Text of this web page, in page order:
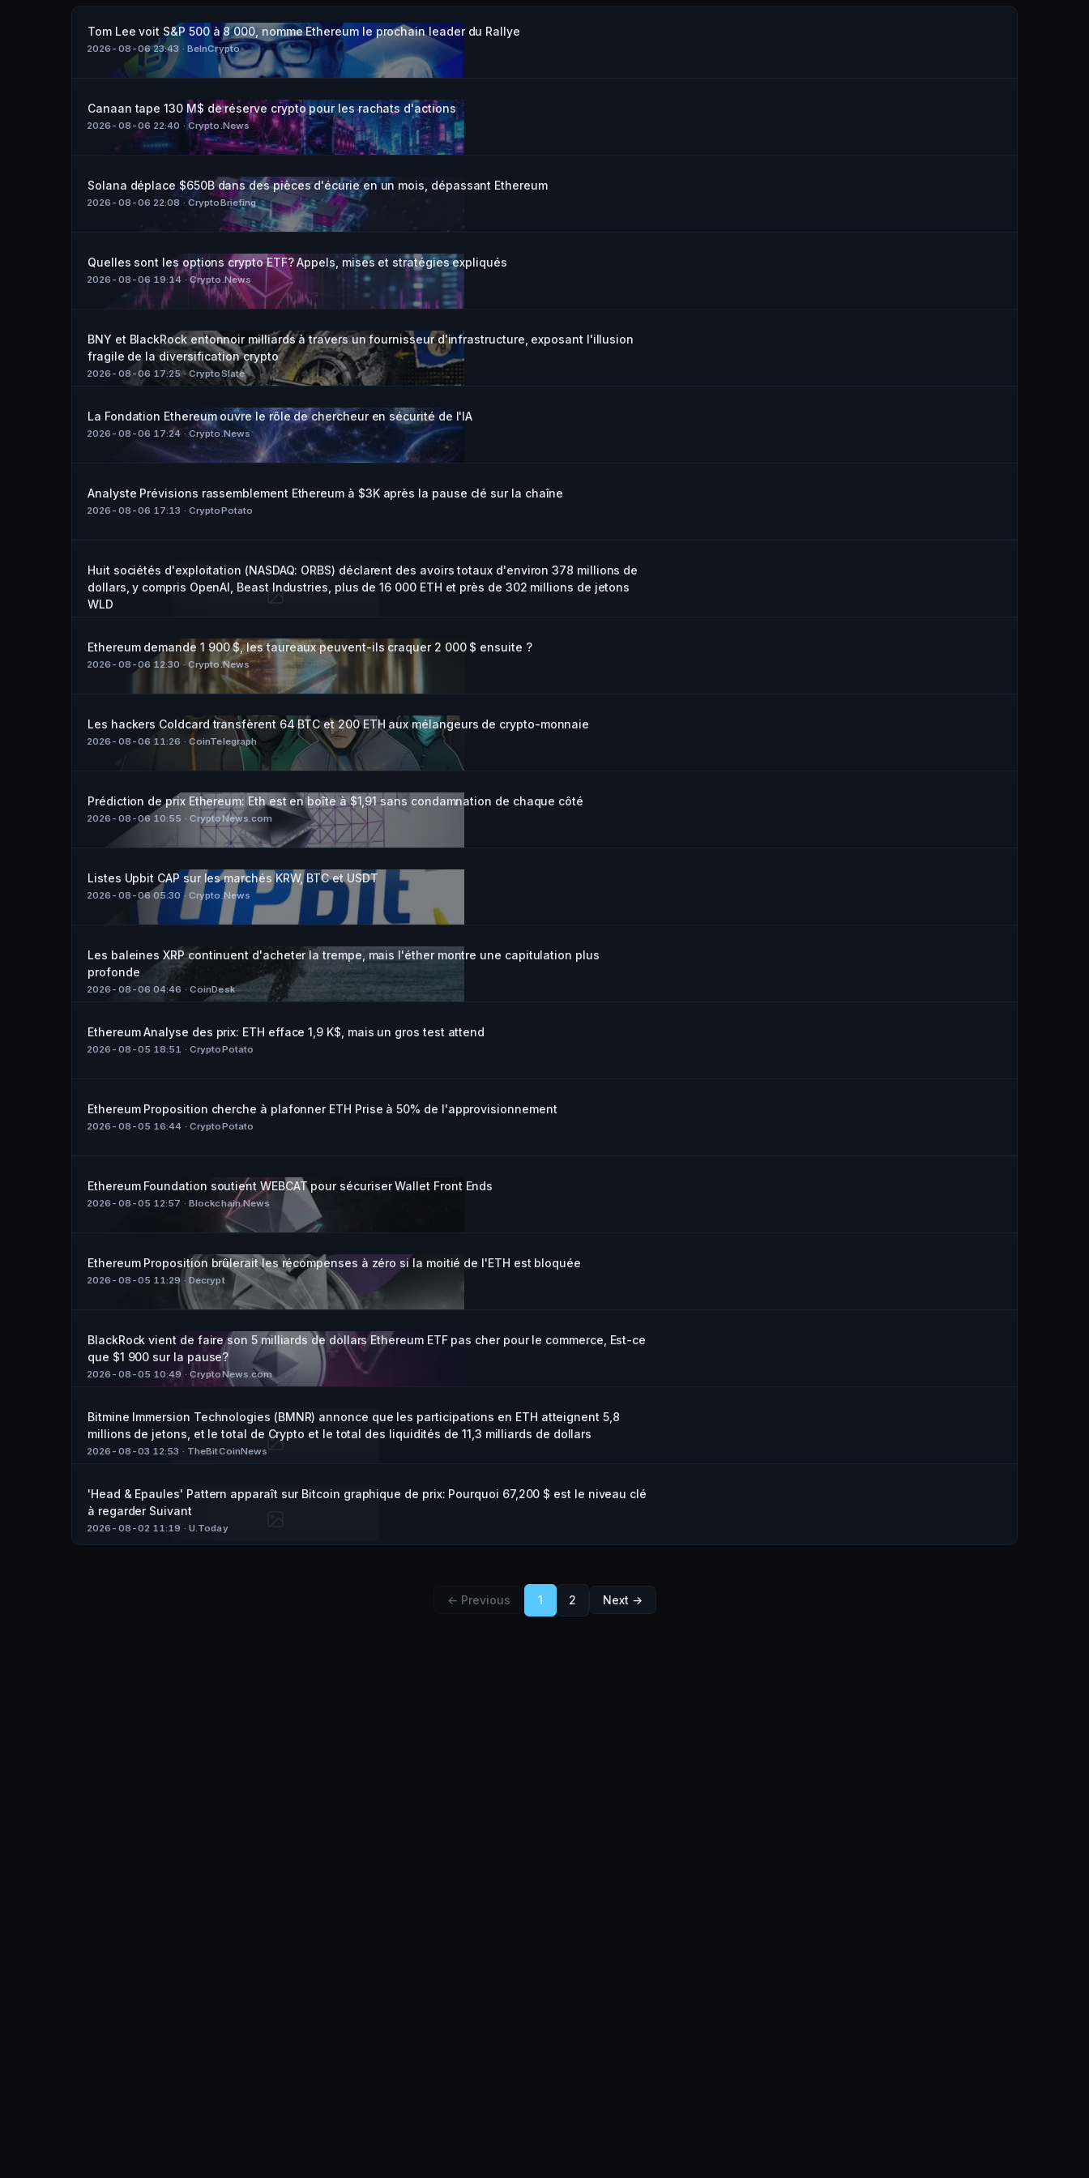
Tom Lee voit S&P 500 à 8 000, nomme Ethereum le prochain leader du Rallye
2026-08-06 23:43 · BeInCrypto
Canaan tape 130 M$ de réserve crypto pour les rachats d'actions
2026-08-06 22:40 · Crypto.News
Solana déplace $650B dans des pièces d'écurie en un mois, dépassant Ethereum
2026-08-06 22:08 · CryptoBriefing
Quelles sont les options crypto ETF? Appels, mises et stratégies expliqués
2026-08-06 19:14 · Crypto.News
BNY et BlackRock entonnoir milliards à travers un fournisseur d'infrastructure, exposant l'illusion
fragile de la diversification crypto
2026-08-06 17:25· CryptoSlate
La Fondation Ethereum ouvre le rôle de chercheur en sécurité de l'IA
2026-08-06 17:24 · Crypto.News
Analyste Prévisions rassemblement Ethereum à $3K après la pause clé sur la chaîne
2026-08-06 17:13 · CryptoPotato
Huit sociétés d'exploitation (NASDAQ: ORBS) déclarent des avoirs totaux d'environ 378 millions de
dollars, y compris OpenAI, Beast Industries, plus de 16 000 ETH et près de 302 millions de jetons
WLD
Ethereum demande 1 900 $, les taureaux peuvent-ils craquer 2 000 $ ensuite ?
2026-08-06 12:30 · Crypto.News
Les hackers Coldcard transfèrent 64 BTC et 200 ETH aux mélangeurs de crypto-monnaie
2026-08-06 11:26 · CoinTelegraph
Prédiction de prix Ethereum: Eth est en boîte à $1,91 sans condamnation de chaque côté
2026-08-06 10:55 · CryptoNews.com
Listes Upbit CAP sur les marchés KRW, BTC et USDT
2026-08-06 05:30 · Crypto.News
Les baleines XRP continuent d'acheter la trempe, mais l'éther montre une capitulation plus
profonde
2026-08-06 04:46 · CoinDesk
Ethereum Analyse des prix: ETH efface 1,9 K$, mais un gros test attend
2026-08-05 18:51 · CryptoPotato
Ethereum Proposition cherche à plafonner ETH Prise à 50% de l'approvisionnement
2026-08-05 16:44 · CryptoPotato
Ethereum Foundation soutient WEBCAT pour sécuriser Wallet Front Ends
2026-08-05 12:57 · Blockchain.News
Ethereum Proposition brûlerait les récompenses à zéro si la moitié de l'ETH est bloquée
2026-08-05 11:29 · Decrypt
BlackRock vient de faire son 5 milliards de dollars Ethereum ETF pas cher pour le commerce, Est-ce
que $1 900 sur la pause?
2026-08-05 10:49 · CryptoNews.com
Bitmine Immersion Technologies (BMNR) annonce que les participations en ETH atteignent 5,8
millions de jetons, et le total de Crypto et le total des liquidités de 11,3 milliards de dollars
2026-08-03 12:53 · TheBitCoinNews
'Head & Epaules' Pattern apparaît sur Bitcoin graphique de prix: Pourquoi 67,200 $ est le niveau clé
à regarder Suivant
2026-08-02 11:19 · U.Today
← Previous 1 2 Next →